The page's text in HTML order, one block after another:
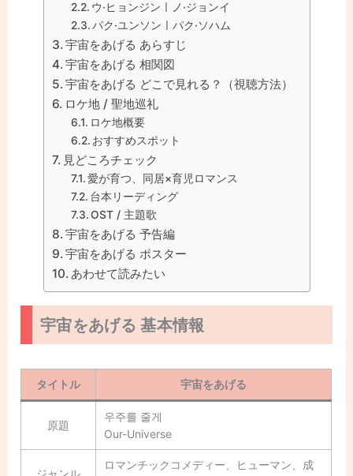
ウ·ヒョンジンㅣノ·ジョンイ
パク·ユンソンㅣパク·ソハム
宇宙をあげる あらすじ
宇宙をあげる 相関図
宇宙をあげる どこで見れる？（視聴方法）
ロケ地 / 聖地巡礼
ロケ地概要
おすすめスポット
見どころチェック
愛が育つ、同居×育児ロマンス
台本リーディング
OST / 主題歌
宇宙をあげる 予告編
宇宙をあげる ポスター
あわせて読みたい
宇宙をあげる 基本情報
タイトル 宇宙をあげる
原題
우주를 줄게
Our-Universe
ジャンル
ロマンチックコメディー、ヒューマン、成